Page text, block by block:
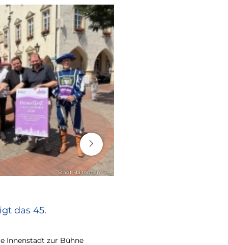
© Stadt Haltern am See
das 45.
Innenstadt zur Bühne